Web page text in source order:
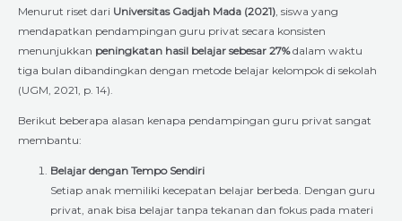
Menurut riset dari Universitas Gadjah Mada (2021) , siswa yang
mendapatkan pendampingan guru privat secara konsisten
menunjukkan peningkatan hasil belajar sebesar 27%dalam waktu
tiga bulan dibandingkan dengan metode belajar kelompok di sekolah
(UGM, 2021, p. 14).
Berikut beberapa alasan kenapa pendampingan guru privat sangat
membantu:
Belajar dengan Tempo Sendiri
Setiap anak memiliki kecepatan belajar berbeda. Dengan guru
privat, anak bisa belajar tanpa tekanan dan fokus pada materi